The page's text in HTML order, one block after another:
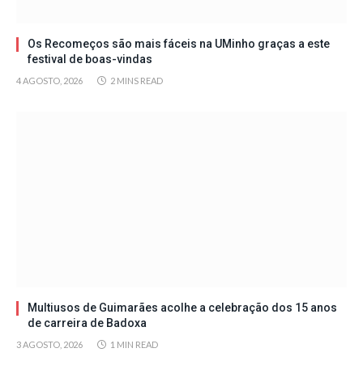
Os Recomeços são mais fáceis na UMinho graças a este
festival de boas-vindas
4 AGOSTO, 2026 2 MINS READ
Multiusos de Guimarães acolhe a celebração dos 15 anos
de carreira de Badoxa
3 AGOSTO, 2026 1 MIN READ